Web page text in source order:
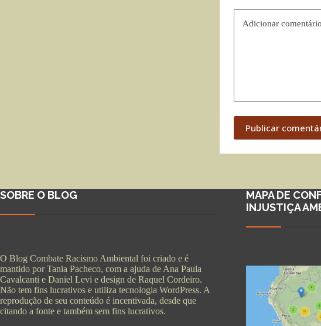
Adicionar comentário
Publicar
SOBRE O BLOG
O Blog Combate Racismo Ambiental foi criado e é
mantido por Tania Pacheco, com a ajuda de Ana Paula
Cavalcanti e Daniel Levi e design de Raquel Cordeiro.
Não tem fins lucrativos e utiliza tecnologia WordPress. A
reprodução de seu conteúdo é incentivada, desde que
citando a fonte e também sem fins lucrativos.
MAPA DE
INJUSTIÇA